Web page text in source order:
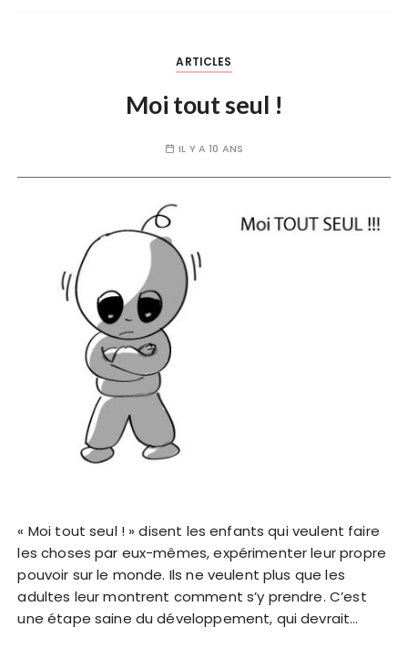
ARTICLES
Moi tout seul !
IL Y A 10 ANS
« Moi tout seul ! » disent les enfants qui veulent faire
les choses par eux-mêmes, expérimenter leur propre
pouvoir sur le monde. Ils ne veulent plus que les
adultes leur montrent comment s’y prendre. C’est
une étape saine du développement, qui devrait…